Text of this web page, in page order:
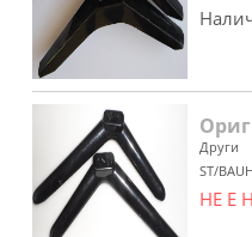
Други
ST/
НЕ Е